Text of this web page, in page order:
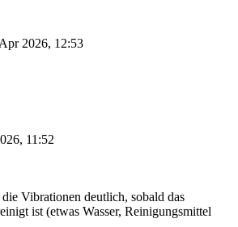
2026, 12:53
11:52
Vibrationen deutlich, sobald das
ist (etwas Wasser, Reinigungsmittel